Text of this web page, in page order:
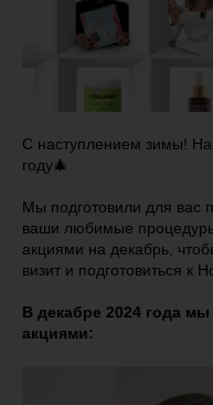
С наступлением зимы!
году🎄
Мы подготовили для вас
ваши любимые
акциями на декабрь,
визит и подготовиться к
В декабре 2024 года
акциями: